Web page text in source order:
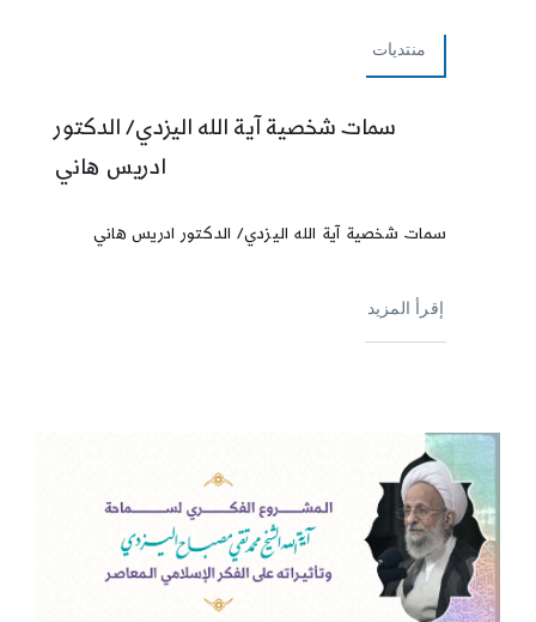
منتديات
سمات شخصية آية الله اليزدي/ الدكتور
ادريس هاني
سمات شخصية آية الله اليزدي/ الدكتور ادريس هاني
إقرأ المزيد